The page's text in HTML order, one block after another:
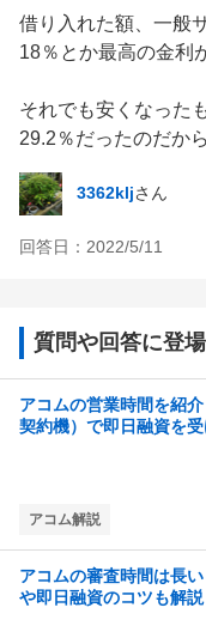
借り入れた額、一般
18％とか最高の金利
それでも安くなった
29.2％だったのだから
3362kljさん
回答日： 2022/5/11
質問や回答に登
アコムの営業時間を紹
契約機）で即日融資を
アコム解説
アコムの審査時間は長
や即日融資のコツも解説